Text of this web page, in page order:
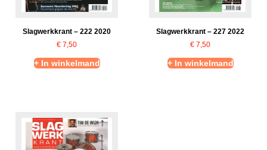
Slagwerkkrant – 222 2020
€ 7,50
+ In winkelmand
Slagwerkkrant – 227 2022
€ 7,50
+ In winkelmand